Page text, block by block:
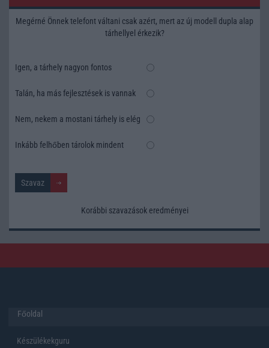
Megérné Önnek telefont váltani csak azért, mert az új modell dupla alap
tárhellyel érkezik?
Igen, a tárhely nagyon fontos
Talán, ha más fejlesztések is vannak
Nem, nekem a mostani tárhely is elég
Inkább felhőben tárolok mindent
Korábbi szavazások eredményei
Főoldal
Készülékekguru